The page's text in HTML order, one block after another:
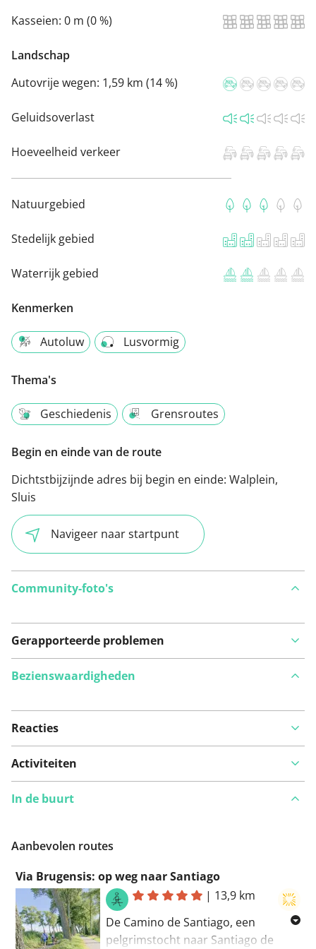
Kasseien: 0 m (0 %)
Landschap
Autovrije wegen: 1,59 km (14 %)
Geluidsoverlast
Hoeveelheid verkeer
Natuurgebied
Stedelijk gebied
Waterrijk gebied
Kenmerken
Autoluw Lusvormig
Thema's
Geschiedenis Grensroutes
Begin en einde van de route
Dichtstbijzijnde adres bij begin en einde: Walplein,
Sluis
Navigeer naar startpunt
Community-foto's
Gerapporteerde problemen
Bekijk op kaart
Iets opgevallen op deze route?
Bezienswaardigheden
Reacties
Activiteiten
In de buurt
Aanbevolen routes
Via Brugensis: op weg naar Santiago
| 13,9 km
De Camino de Santiago, een
pelgrimstocht naar Santiago de